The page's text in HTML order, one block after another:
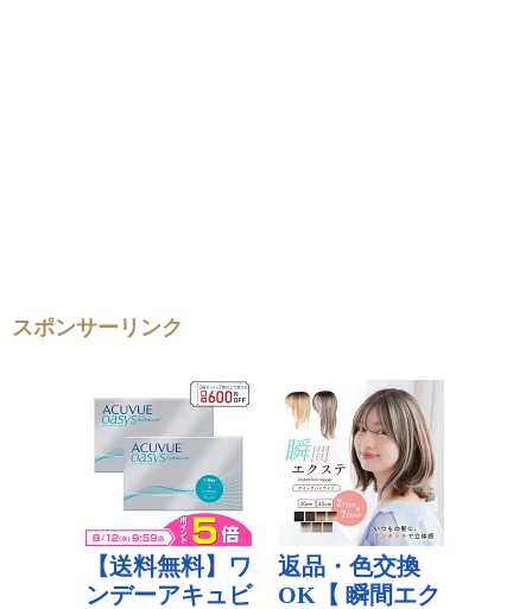
スポンサーリンク